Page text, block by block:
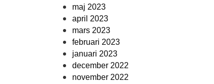
maj 2023
april 2023
mars 2023
februari 2023
januari 2023
december 2022
november 2022